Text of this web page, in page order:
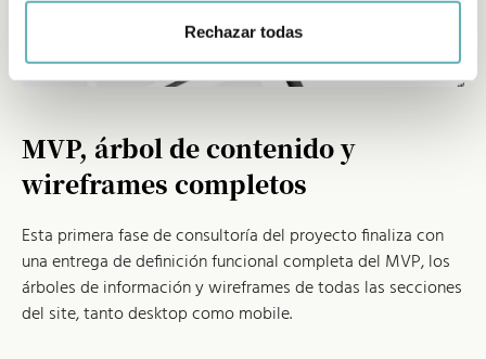
Rechazar todas
MVP, árbol de contenido y
wireframes completos
Esta primera fase de consultoría del proyecto finaliza con
una entrega de definición funcional completa del MVP, los
árboles de información y wireframes de todas las secciones
del site, tanto desktop como mobile.